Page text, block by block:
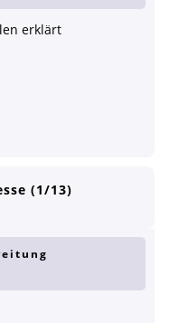
erklärt
(1/13)